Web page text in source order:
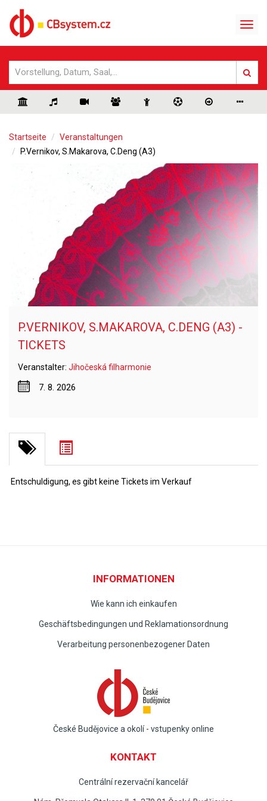
Startseite
Veranstaltungen
P.Vernikov, S.Makarova, C.Deng (A3)
P.VERNIKOV, S.MAKAROVA, C.DENG (A3) -
TICKETS
Veranstalter: Jihočeská filharmonie
7. 8. 2026
Entschuldigung, es gibt keine Tickets im Verkauf
INFORMATIONEN
Wie kann ich einkaufen
Geschäftsbedingungen und Reklamationsordnung
Verarbeitung personenbezogener Daten
České Budějovice a okolí - vstupenky online
KONTAKT
Centrální rezervační kancelář